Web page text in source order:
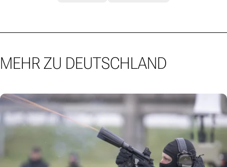
MEHR ZU DEUTSCHLAND